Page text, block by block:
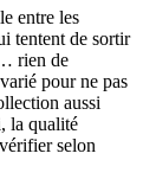
entre les
tentent de sortir
rien de
pour ne pas
aussi
la qualité
selon